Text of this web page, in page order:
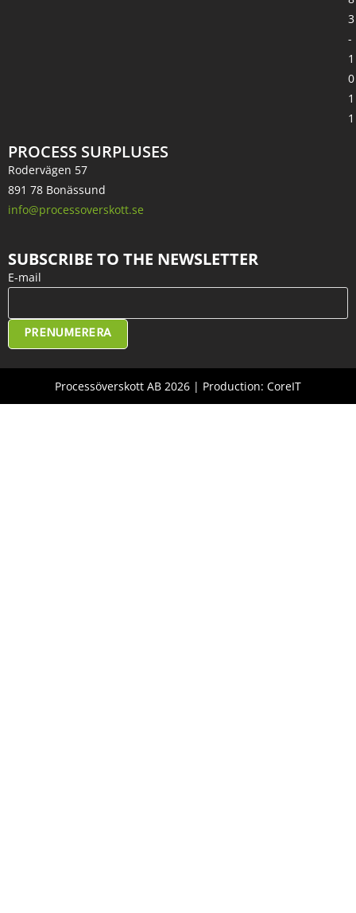
PROCESS SURPLUSES
Rodervägen 57
891 78 Bonässund
info@processoverskott.se
3
-
1
0
1
1
SUBSCRIBE TO THE NEWSLETTER
E-mail
PRENUMERERA
Processöverskott AB 2026 | Production: CoreIT